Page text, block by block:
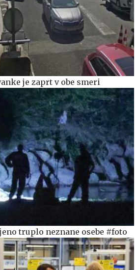
je zaprt v obe smeri
truplo neznane osebe #foto